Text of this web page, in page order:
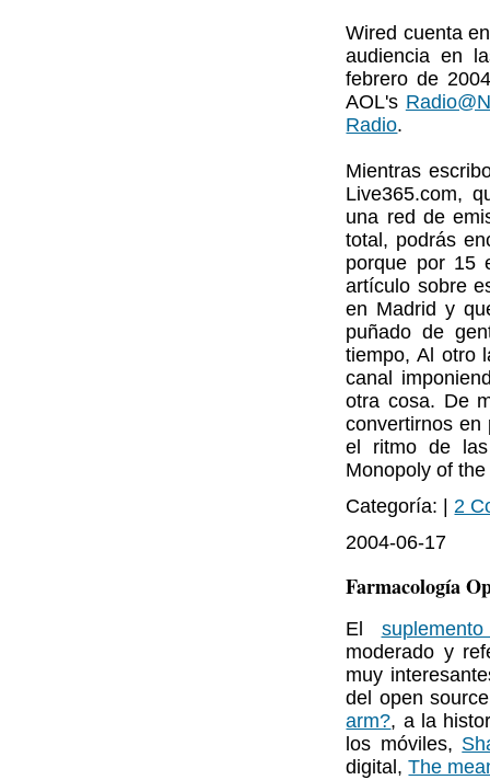
Wired cuenta
audiencia en
febrero de
AOL's
Radio.
Mientras
Live365.com,
una red de
total, podrás
porque por 15
artículo sobre
en Madrid y
puñado de
tiempo, Al otro
canal
otra cosa. De
convertirnos en
el ritmo de
Monopoly of
Categoría: |2
2004-06-17
Farmacología
El
moderado y
muy
del open
arm?, a la
los móviles,
digital,The